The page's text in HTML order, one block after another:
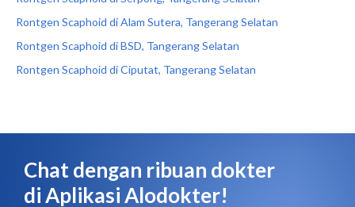
Rontgen Scaphoid di Alam Sutera, Tangerang Selatan
Rontgen Scaphoid di BSD, Tangerang Selatan
Rontgen Scaphoid di Ciputat, Tangerang Selatan